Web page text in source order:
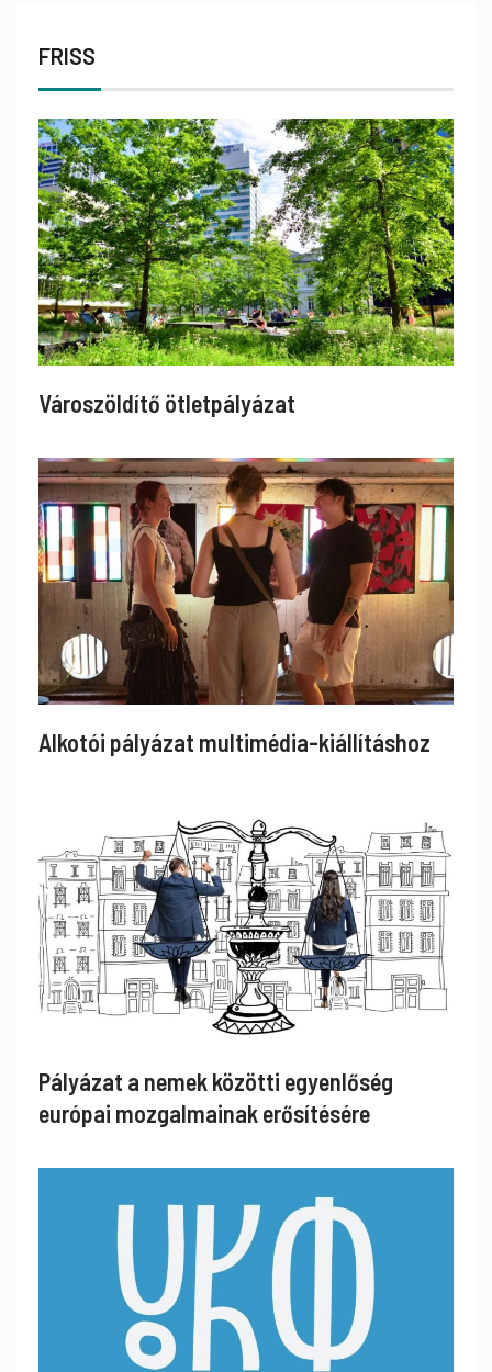
FRISS
Városzöldítő ötletpályázat
Alkotói pályázat multimédia-kiállításhoz
Pályázat a nemek közötti egyenlőség
európai mozgalmainak erősítésére